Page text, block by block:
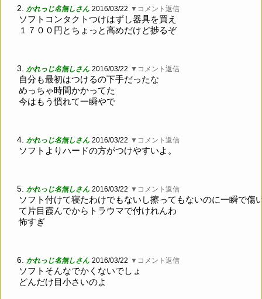
2. かれっじ名無しさん 2016/03/22 ▼コメント返信
ソフトコンタクトつけはずし器具を買え
１７００円とちょっと高めだけど捗るぞ
3. かれっじ名無しさん 2016/03/22 ▼コメント返信
自分も最初はつけるの下手だったな
めっちゃ時間かかってた
今はもう慣れて一瞬やで
4. かれっじ名無しさん 2016/03/22 ▼コメント返信
ソフトよりハードの方がつけやすいよ。
5. かれっじ名無しさん 2016/03/22 ▼コメント返信
ソフト付けて寝たわけでもないし擦ってもないのに一瞬で傷
て片目霞んでからトラウマで付けれんわ
怖すぎ
6. かれっじ名無しさん 2016/03/22 ▼コメント返信
ソフトそんなでかくないでしょ
どんだけ目小さいのよ